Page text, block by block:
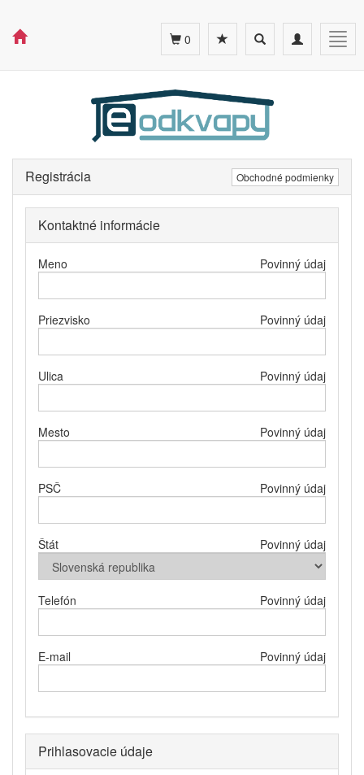
Toggle
navigation
Toggle
search
0
Registrácia Obchodné podmienky
Kontaktné informácie
Meno Povinný údaj
Priezvisko Povinný údaj
Ulica Povinný údaj
Mesto Povinný údaj
PSČ Povinný údaj
Štát Povinný údaj
Telefón Povinný údaj
E-mail Povinný údaj
Prihlasovacie údaje